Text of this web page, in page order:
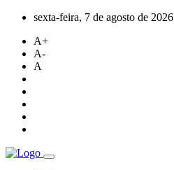
sexta-feira, 7 de agosto de 2026
A+
A-
A